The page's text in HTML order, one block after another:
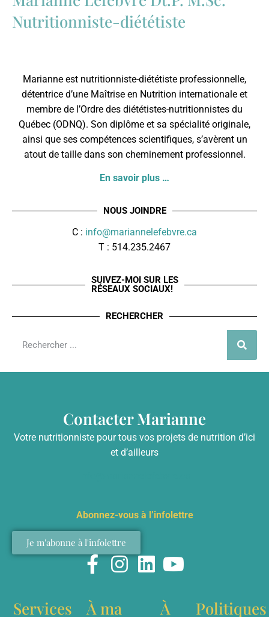
Nutritionniste-diététiste
Marianne est nutritionniste-diététiste professionnelle,
détentrice d’une Maîtrise en Nutrition internationale et
membre de l’Ordre des diététistes-nutritionnistes du
Québec (ODNQ). Son diplôme et sa spécialité originale,
ainsi que ses compétences scientifiques, s’avèrent un
atout de taille dans son cheminement professionnel.
En savoir plus …
NOUS JOINDRE
C : info@mariannelefebvre.ca
T : 514.235.2467
SUIVEZ-MOI SUR LES
RÉSEAUX SOCIAUX!
RECHERCHER
Contacter Marianne
Votre nutritionniste pour tous vos projets de nutrition d’ici
et d’ailleurs
Abonnez-vous à l’infolettre
Je m'abonne à l'infolettre
Services À ma À Politiques